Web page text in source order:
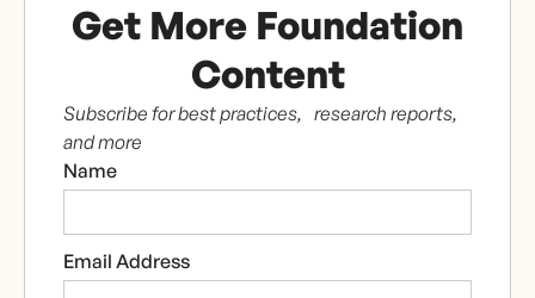
Get More Foundation
Content
Subscribe for best practices, research reports,
and more
Name
Email Address